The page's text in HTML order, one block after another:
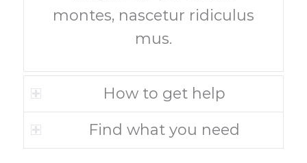
montes, nascetur ridiculus
mus.
How to get help
Find what you need